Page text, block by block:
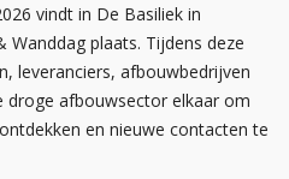
vindt in De Basiliek in
Wanddag plaats. Tijdens deze
leveranciers, afbouwbedrijven
droge afbouwsector elkaar om
en nieuwe contacten te